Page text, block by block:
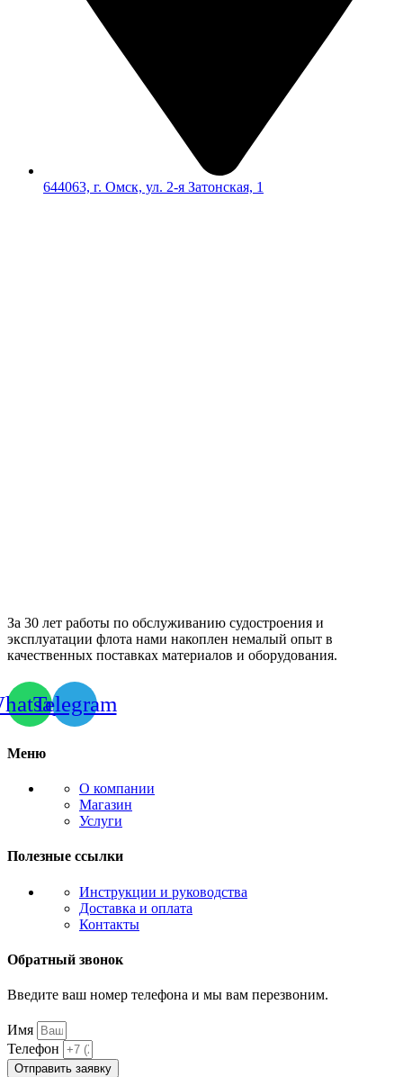
644063, г. Омск, ул. 2-я Затонская, 1
За 30 лет работы по обслуживанию судостроения и
эксплуатации флота нами накоплен немалый опыт в
качественных поставках материалов и оборудования.
Telegram
Меню
О компании
Магазин
Услуги
Полезные ссылки
Инструкции и руководства
Доставка и оплата
Контакты
Обратный звонок
Введите ваш номер телефона и мы вам перезвоним.
Имя
Телефон
Отправить заявку